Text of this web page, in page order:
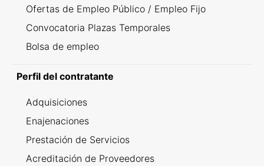
Ofertas de Empleo Público / Empleo Fijo
Convocatoria Plazas Temporales
Bolsa de empleo
Perfil del contratante
Adquisiciones
Enajenaciones
Prestación de Servicios
Acreditación de Proveedores